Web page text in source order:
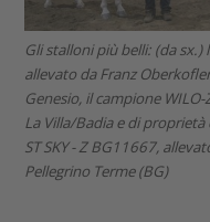
Gli stalloni più belli: (da sx.)
allevato da Franz
Genesio, il campione
La Villa/Badia e di proprietà
ST SKY - Z BG11667,
Pellegrino Terme (BG)